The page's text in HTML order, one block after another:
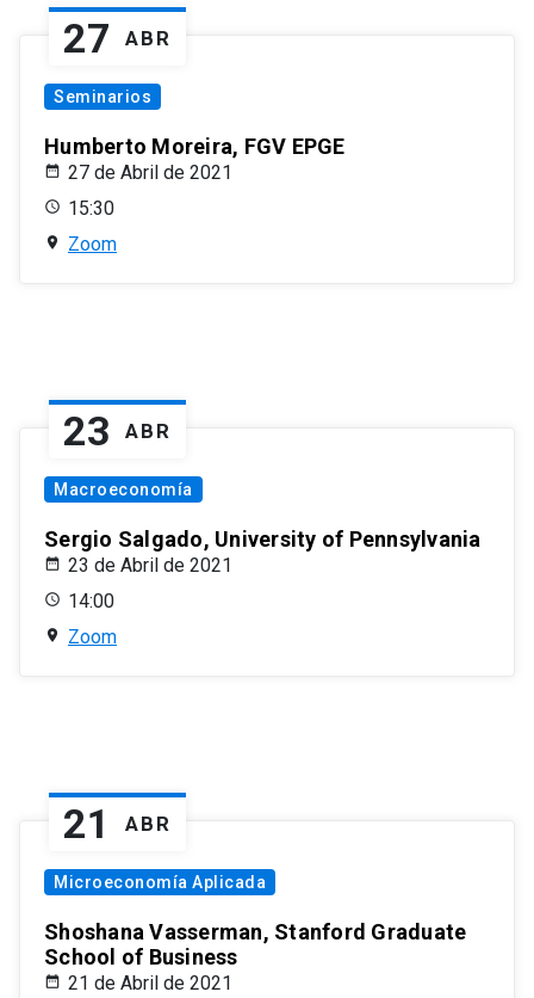
27 ABR
Seminarios
Humberto Moreira, FGV EPGE
27 de Abril de 2021
15:30
Zoom
23 ABR
Macroeconomía
Sergio Salgado, University of Pennsylvania
23 de Abril de 2021
14:00
Zoom
21 ABR
Microeconomía Aplicada
Shoshana Vasserman, Stanford Graduate
School of Business
21 de Abril de 2021